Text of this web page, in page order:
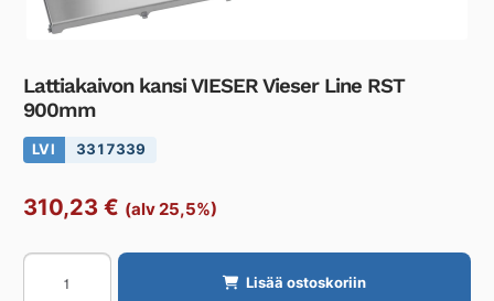
Lattiakaivon kansi VIESER Vieser Line RST
900mm
LVI 3317339
310,23 € (alv 25,5%)
Lattiakaivon
Lisää ostoskoriin